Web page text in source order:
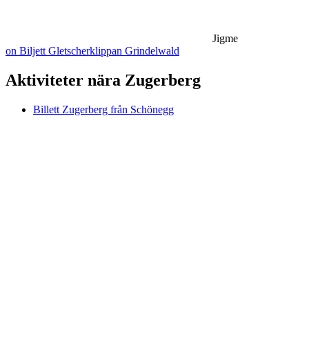
Jigme
on Biljett Gletscherklippan Grindelwald
Aktiviteter nära Zugerberg
Billett Zugerberg från Schönegg